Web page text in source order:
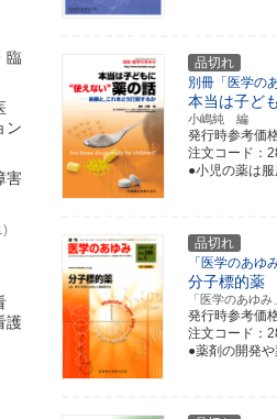
品切れ
別冊「医学の
本当は子ど
小嶋純 編
発行時参考価
注文コード：
●小児の薬は
品切れ
「医学のあゆ
分子標的薬
「医学のあゆ
発行時参考価
注文コード：
●薬剤の開発
臨
ン
害
護